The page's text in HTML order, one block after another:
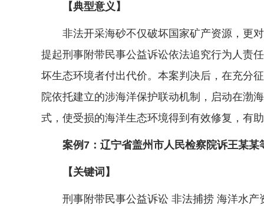
【典型意义】
非法开采海砂不仅破坏国家矿产资源，更对
提起刑事附带民事公益诉讼依法追究行为人责
坏生态环境者付出代价。本案判决后，在充分
院依托建立的涉海洋保护联动机制，启动在渤
式，使受损的海洋生态环境得到有效修复，有
案例7：辽宁省盖州市人民检察院诉王某某
【关键词】
刑事附带民事公益诉讼 非法捕捞 海洋水产